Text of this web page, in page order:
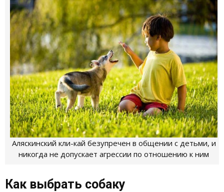
Аляскинский кли-кай безупречен в общении с детьми, и
никогда не допускает агрессии по отношению к ним
Как выбрать собаку